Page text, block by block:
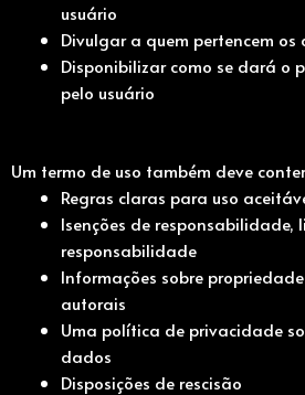
usuário
Divulgar a quem pertencem
Disponibilizar como se dará o
pelo usuário
Um termo de uso também deve
Regras claras para uso
Isenções de responsabilidade,
responsabilidade
Informações sobre
autorais
Uma política de privacidade
dados
Disposições de rescisão